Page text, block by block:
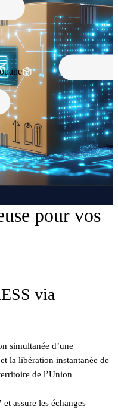
pour vos
via
simultanée d’une
la libération instantanée de
de l’Union
assure les échanges